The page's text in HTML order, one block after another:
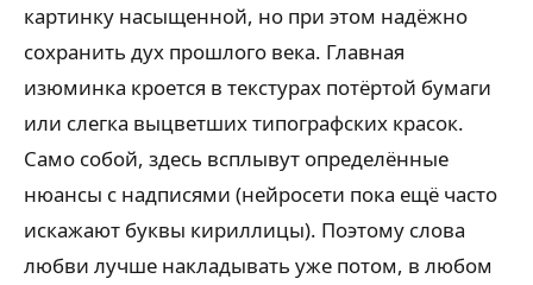
картинку насыщенной, но при этом надёжно
сохранить дух прошлого века. Главная
изюминка кроется в текстурах потёртой бумаги
или слегка выцветших типографских красок.
Само собой, здесь всплывут определённые
нюансы с надписями (нейросети пока ещё часто
искажают буквы кириллицы). Поэтому слова
любви лучше накладывать уже потом, в любом